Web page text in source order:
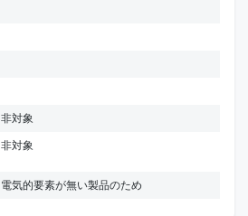
非対象
非対象
電気的要素が無い製品のため